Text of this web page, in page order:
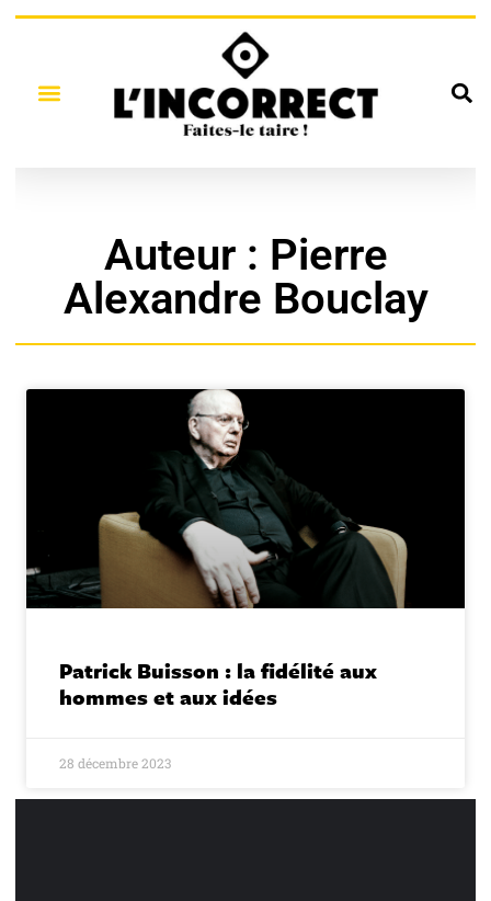
Auteur : Pierre
Alexandre Bouclay
Patrick Buisson : la fidélité aux
hommes et aux idées
28 décembre 2023